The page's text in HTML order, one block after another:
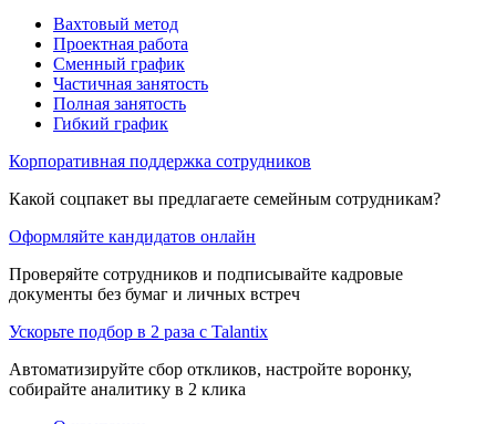
Вахтовый метод
Проектная работа
Сменный график
Частичная занятость
Полная занятость
Гибкий график
Корпоративная поддержка сотрудников
Какой соцпакет вы предлагаете семейным сотрудникам?
Оформляйте кандидатов онлайн
Проверяйте сотрудников и подписывайте кадровые
документы без бумаг и личных встреч
Ускорьте подбор в 2 раза с Talantix
Автоматизируйте сбор откликов, настройте воронку,
собирайте аналитику в 2 клика